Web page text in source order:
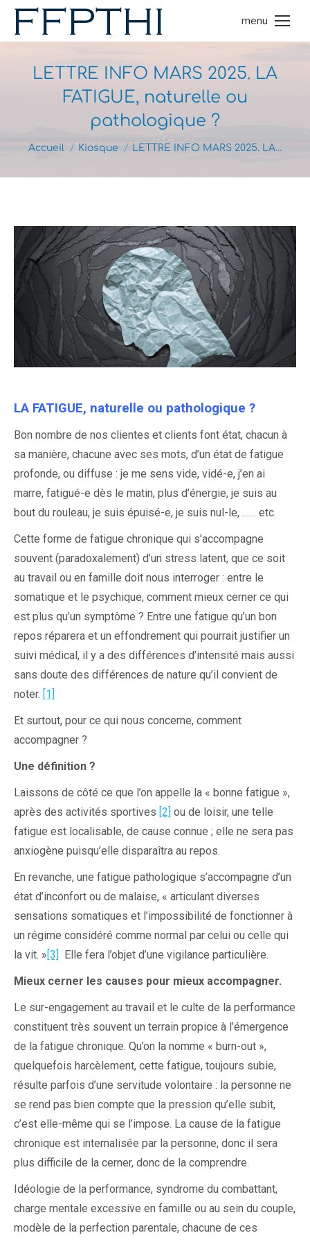
menu
LETTRE INFO MARS 2025. LA
FATIGUE, naturelle ou
pathologique ?
Vous êtes ici :
Accueil Kiosque LETTRE INFO MARS 2025. LA…
LA FATIGUE, naturelle ou pathologique ?
Bon nombre de nos clientes et clients font état, chacun à
sa manière, chacune avec ses mots, d’un état de fatigue
profonde, ou diffuse : je me sens vide, vidé-e, j’en ai
marre, fatigué-e dès le matin, plus d’énergie, je suis au
bout du rouleau, je suis épuisé-e, je suis nul-le, …… etc.
Cette forme de fatigue chronique qui s’accompagne
souvent (paradoxalement) d’un stress latent, que ce soit
au travail ou en famille doit nous interroger : entre le
somatique et le psychique, comment mieux cerner ce qui
est plus qu’un symptôme ? Entre une fatigue qu’un bon
repos réparera et un effondrement qui pourrait justifier un
suivi médical, il y a des différences d’intensité mais aussi
sans doute des différences de nature qu’il convient de
noter. [1]
Et surtout, pour ce qui nous concerne, comment
accompagner ?
Une définition ?
Laissons de côté ce que l’on appelle la « bonne fatigue »,
après des activités sportives [2] ou de loisir, une telle
fatigue est localisable, de cause connue ; elle ne sera pas
anxiogène puisqu’elle disparaîtra au repos.
En revanche, une fatigue pathologique s’accompagne d’un
état d’inconfort ou de malaise, « articulant diverses
sensations somatiques et l’impossibilité de fonctionner à
un régime considéré comme normal par celui ou celle qui
la vit. »[3] Elle fera l’objet d’une vigilance particulière.
Mieux cerner les causes pour mieux accompagner.
Le sur-engagement au travail et le culte de la performance
constituent très souvent un terrain propice à l’émergence
de la fatigue chronique. Qu’on la nomme « burn-out »,
quelquefois harcèlement, cette fatigue, toujours subie,
résulte parfois d’une servitude volontaire : la personne ne
se rend pas bien compte que la pression qu’elle subit,
c’est elle-même qui se l’impose. La cause de la fatigue
chronique est internalisée par la personne, donc il sera
plus difficile de la cerner, donc de la comprendre.
Idéologie de la performance, syndrome du combattant,
charge mentale excessive en famille ou au sein du couple,
modèle de la perfection parentale, chacune de ces